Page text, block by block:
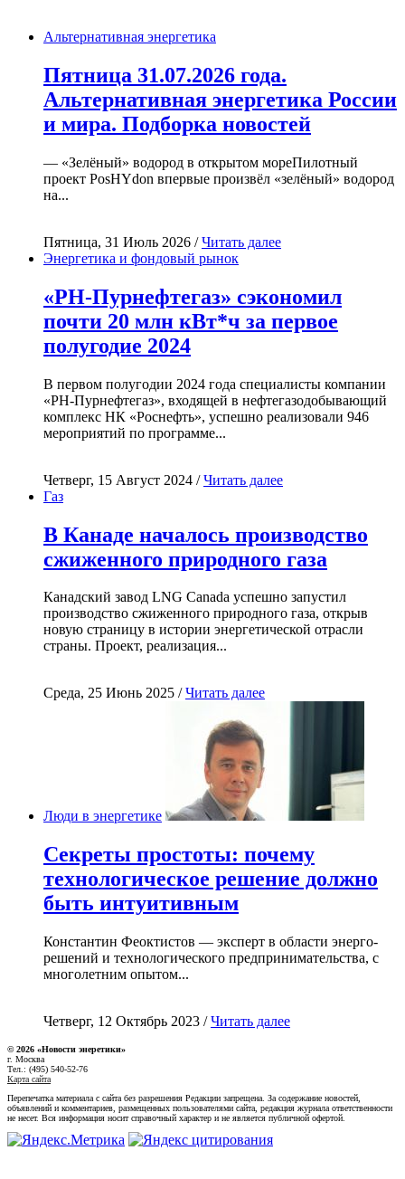
Альтернативная энергетика
Пятница 31.07.2026 года.
Альтернативная энергетика России
и мира. Подборка новостей
— «Зелёный» водород в открытом мореПилотный
проект PosHYdon впервые произвёл «зелёный» водород
на...
Пятница, 31 Июль 2026 /Читать далее
Энергетика и фондовый рынок
«РН-Пурнефтегаз» сэкономил
почти 20 млн кВт*ч за первое
полугодие 2024
В первом полугодии 2024 года специалисты компании
«РН-Пурнефтегаз», входящей в нефтегазодобывающий
комплекс НК «Роснефть», успешно реализовали 946
мероприятий по программе...
Четверг, 15 Август 2024 /Читать далее
Газ
В Канаде началось производство
сжиженного природного газа
Канадский завод LNG Canada успешно запустил
производство сжиженного природного газа, открыв
новую страницу в истории энергетической отрасли
страны. Проект, реализация...
Среда, 25 Июнь 2025 /Читать далее
Люди в энергетике
Секреты простоты: почему
технологическое решение должно
быть интуитивным
Константин Феоктистов — эксперт в области энерго-
решений и технологического предпринимательства, с
многолетним опытом...
Четверг, 12 Октябрь 2023 /Читать далее
© 2026 «Новости энеретики»
г. Москва
Тел.: (495) 540-52-76
Карта сайта
Перепечатка материала с сайта без разрешения Редакции запрещена. За содержание новостей,
объявлений и комментариев, размещенных пользователями сайта, редакция журнала ответственности
не несет. Вся информация носит справочный характер и не является публичной офертой.